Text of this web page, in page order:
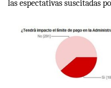
las espectativas suscitadas